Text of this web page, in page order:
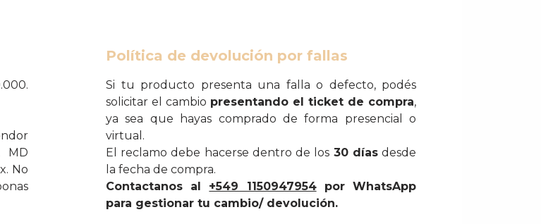
MD
No
Política de devolución por fallas
Si tu producto presenta una falla o defecto, podés
solicitar el cambio presentando el ticket de compra,
ya sea que hayas comprado de forma presencial o
virtual.
El reclamo debe hacerse dentro de los 30 díasdesde
la fecha de compra.
Contactanos al +549 1150947954por WhatsApp
para gestionar tu cambio/ devolución.